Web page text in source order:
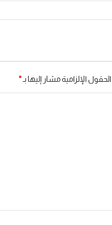
الحقول الإلزامية مشار إليها بـ*